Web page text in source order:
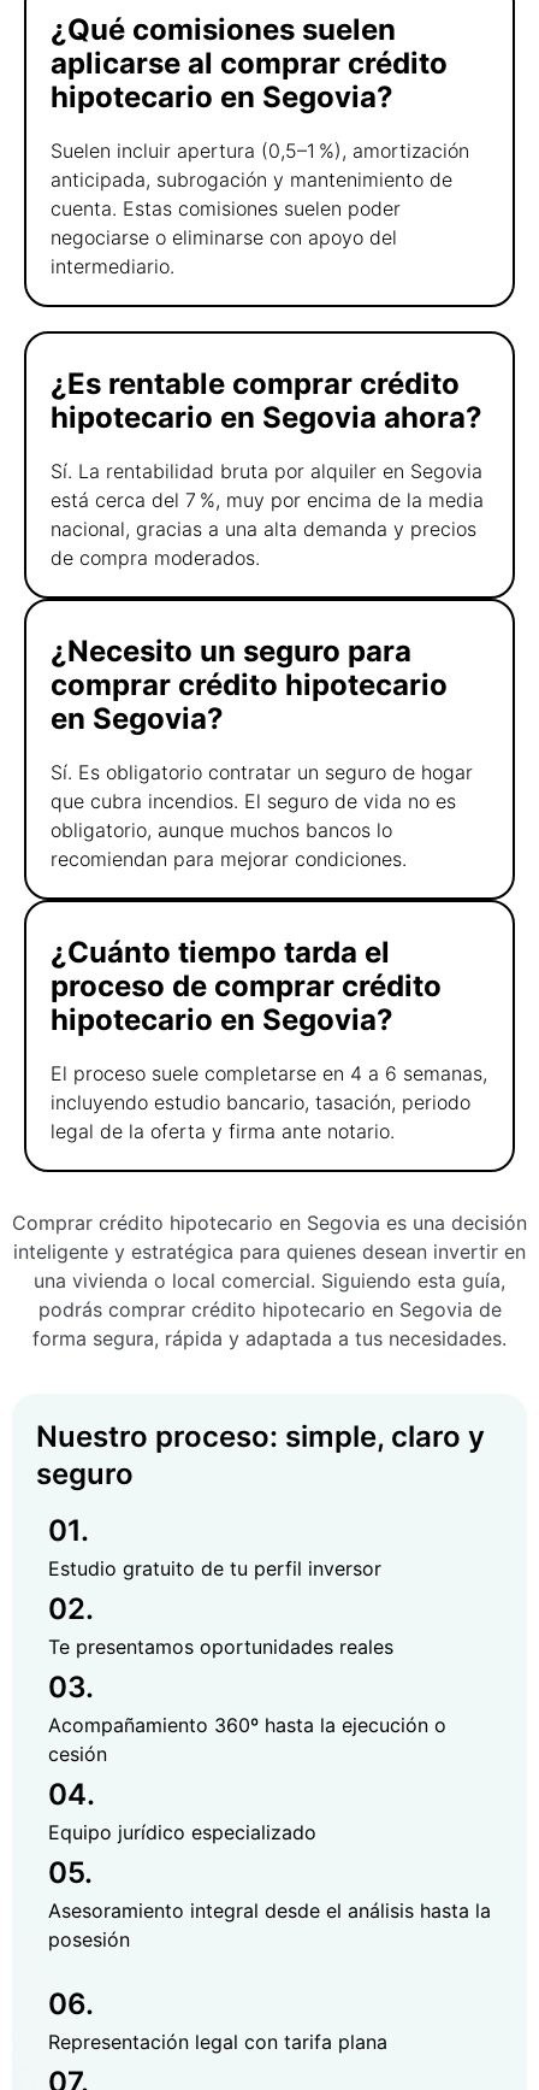
¿Qué comisiones suelen
aplicarse al comprar crédito
hipotecario en Segovia?
Suelen incluir apertura (0,5–1 %), amortización
anticipada, subrogación y mantenimiento de
cuenta. Estas comisiones suelen poder
negociarse o eliminarse con apoyo del
intermediario.
¿Es rentable comprar crédito
hipotecario en Segovia ahora?
Sí. La rentabilidad bruta por alquiler en Segovia
está cerca del 7 %, muy por encima de la media
nacional, gracias a una alta demanda y precios
de compra moderados.
¿Necesito un seguro para
comprar crédito hipotecario
en Segovia?
Sí. Es obligatorio contratar un seguro de hogar
que cubra incendios. El seguro de vida no es
obligatorio, aunque muchos bancos lo
recomiendan para mejorar condiciones.
¿Cuánto tiempo tarda el
proceso de comprar crédito
hipotecario en Segovia?
El proceso suele completarse en 4 a 6 semanas,
incluyendo estudio bancario, tasación, periodo
legal de la oferta y firma ante notario.
Comprar crédito hipotecario en Segovia es una decisión
inteligente y estratégica para quienes desean invertir en
una vivienda o local comercial. Siguiendo esta guía,
podrás comprar crédito hipotecario en Segovia de
forma segura, rápida y adaptada a tus necesidades.
Nuestro proceso: simple, claro y
seguro
01.
Estudio gratuito de tu perfil inversor
02.
Te presentamos oportunidades reales
03.
Acompañamiento 360º hasta la ejecución o
cesión
04.
Equipo jurídico especializado
05.
Asesoramiento integral desde el análisis hasta la
posesión
06.
Representación legal con tarifa plana
07.